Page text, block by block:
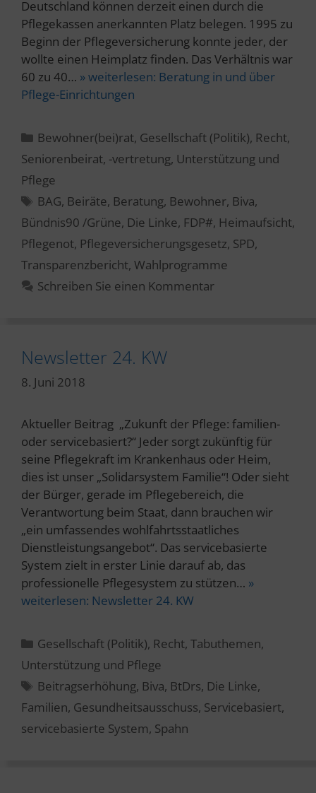
Deutschland können derzeit einen durch die
Pflegekassen anerkannten Platz belegen. 1995 zu
Beginn der Pflegeversicherung konnte jeder, der
wollte einen Heimplatz finden. Das Verhältnis war
60 zu 40… » weiterlesen: Beratung in und über
Pflege-Einrichtungen
Kategorien
Bewohner(bei)rat, Gesellschaft (Politik), Recht,
Seniorenbeirat, -vertretung, Unterstützung und
Pflege
Schlagwörter
BAG, Beiräte, Beratung, Bewohner, Biva,
Bündnis90 /Grüne, Die Linke, FDP#, Heimaufsicht,
Pflegenot, Pflegeversicherungsgesetz, SPD,
Transparenzbericht, Wahlprogramme
Schreiben Sie einen Kommentar
Newsletter 24. KW
8. Juni 2018
Aktueller Beitrag „Zukunft der Pflege: familien-
oder servicebasiert?“ Jeder sorgt zukünftig für
seine Pflegekraft im Krankenhaus oder Heim,
dies ist unser „Solidarsystem Familie“! Oder sieht
der Bürger, gerade im Pflegebereich, die
Verantwortung beim Staat, dann brauchen wir
„ein umfassendes wohlfahrtsstaatliches
Dienstleistungsangebot“. Das servicebasierte
System zielt in erster Linie darauf ab, das
professionelle Pflegesystem zu stützen… »
weiterlesen: Newsletter 24. KW
Kategorien
Gesellschaft (Politik), Recht,Tabuthemen,
Unterstützung und Pflege
Schlagwörter
Beitragserhöhung, Biva, BtDrs, Die Linke,
Familien, Gesundheitsausschuss, Servicebasiert,
servicebasierte System, Spahn